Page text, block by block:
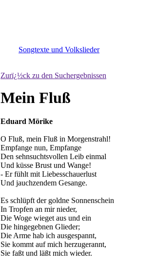
Songtexte und Volkslieder
Zurï¿½ck zu den Suchergebnissen
Mein Fluß
Eduard Mörike
O Fluß, mein Fluß in Morgenstrahl!
Empfange nun, Empfange
Den sehnsuchtsvollen Leib einmal
Und küsse Brust und Wange!
- Er fühlt mit Liebesschauerlust
Und jauchzendem Gesange.
Es schlüpft der goldne Sonnenschein
In Tropfen an mir nieder,
Die Woge wieget aus und ein
Die hingegebnen Glieder;
Die Arme hab ich ausgespannt,
Sie kommt auf mich herzugerannt,
Sie faßt und läßt mich wieder.